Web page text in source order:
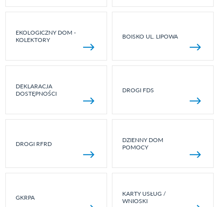
EKOLOGICZNY DOM -
KOLEKTORY
BOISKO UL. LIPOWA
DEKLARACJA
DOSTĘPNOŚCI
DROGI FDS
DROGI RFRD
DZIENNY DOM
POMOCY
GKRPA
KARTY USŁUG /
WNIOSKI